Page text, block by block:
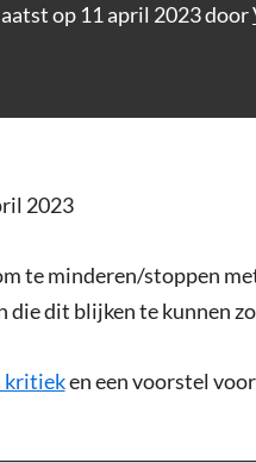
op 11 april 2023door
2023
te minderen/stoppen
die dit blijken te kunnen
kritieken een voorstel